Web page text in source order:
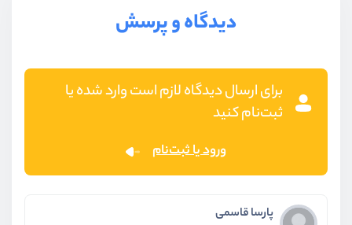
دیدگاه و پرسش
برای ارسال دیدگاه لازم است وارد شده یا
ثبت‌نام کنید
ورود یا ثبت‌نام
پارسا قاسمی